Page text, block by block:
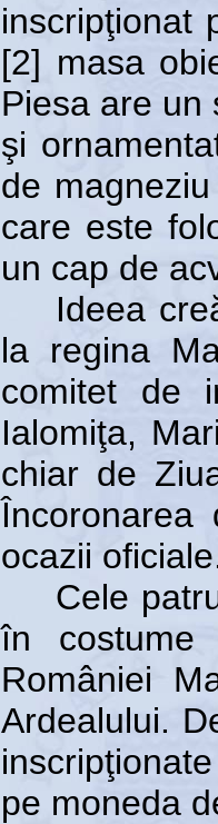
inscripţionat
[2] masa
Piesa are un
şi
de
care este
un cap de
Ideea
la regina
comitet de
Ialomiţa,
chiar de
ocazii
Cele
în costume
României
Ardealului.
pe moneda